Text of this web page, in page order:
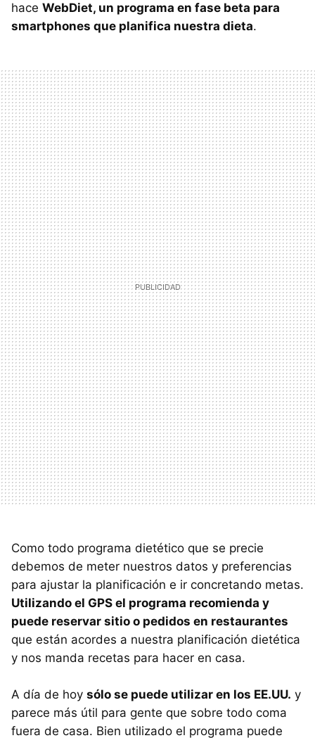
hace WebDiet, un programa en fase beta para
smartphones que planifica nuestra dieta.
Como todo programa dietético que se precie
debemos de meter nuestros datos y preferencias
para ajustar la planificación e ir concretando metas.
Utilizando el GPS el programa recomienda y
puede reservar sitio o pedidos en restaurantes
que están acordes a nuestra planificación dietética
y nos manda recetas para hacer en casa.
A día de hoy sólo se puede utilizar en los EE.UU. y
parece más útil para gente que sobre todo coma
fuera de casa. Bien utilizado el programa puede